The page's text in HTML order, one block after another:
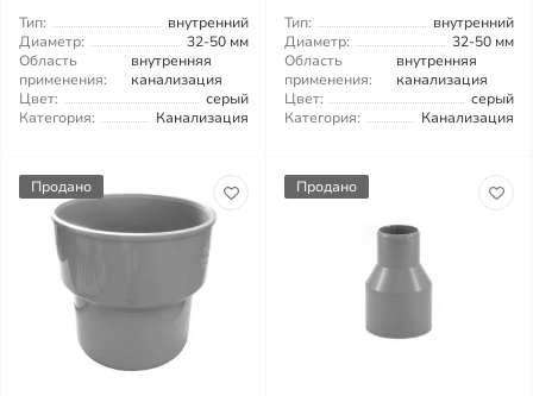
Тип:
внутренний
Диаметр:
32-50 мм
Область
применения:
внутренняя
канализация
Цвет:
серый
Категория:
Канализация
Тип:
внутренний
Диаметр:
32-50 мм
Область
применения:
внутренняя
канализация
Цвет:
серый
Категория:
Канализация
Продано Продано